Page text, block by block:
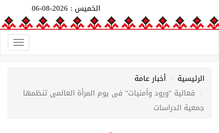
الخميس : 2026-08-06
الرئيسية
أخبار عامة
فعالية "ورود وأمنيات" فى يوم المرأة العالمى تنظمها
جمعية الدراسات